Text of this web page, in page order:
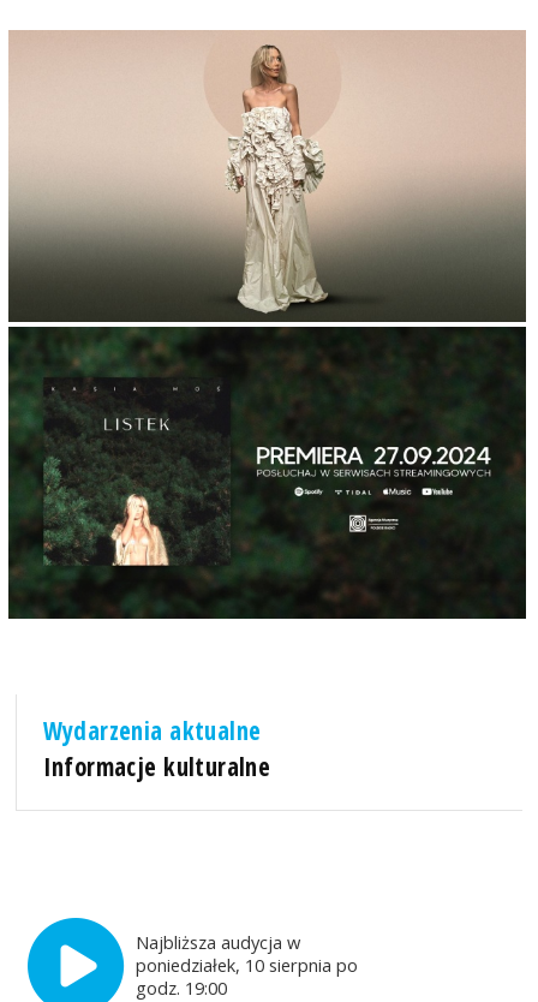
Wydarzenia aktualne
Informacje kulturalne
Najbliższa audycja w
poniedziałek, 10 sierpnia po
godz. 19:00